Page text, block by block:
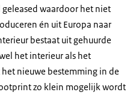
waardoor het niet
én uit Europa naar
bestaat uit gehuurde
het interieur als het
nieuwe bestemming in de
zo klein mogelijk wordt